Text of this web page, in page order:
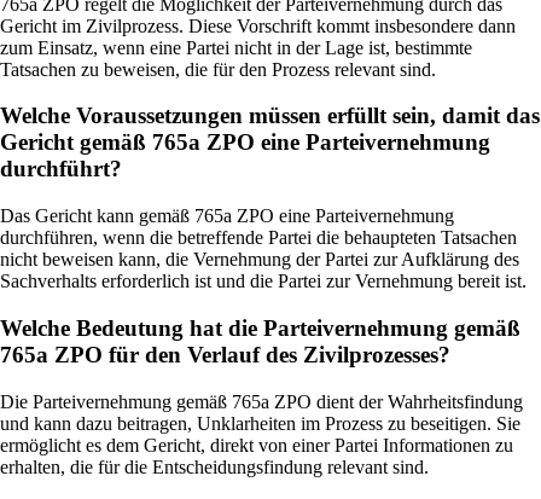
Gericht im Zivilprozess. Diese Vorschrift kommt insbesondere dann
zum Einsatz, wenn eine Partei nicht in der Lage ist, bestimmte
Tatsachen zu beweisen, die für den Prozess relevant sind.
Welche Voraussetzungen müssen erfüllt sein, damit das
Gericht gemäß 765a ZPO eine Parteivernehmung
durchführt?
Das Gericht kann gemäß 765a ZPO eine Parteivernehmung
durchführen, wenn die betreffende Partei die behaupteten Tatsachen
nicht beweisen kann, die Vernehmung der Partei zur Aufklärung des
Sachverhalts erforderlich ist und die Partei zur Vernehmung bereit ist.
Welche Bedeutung hat die Parteivernehmung gemäß
765a ZPO für den Verlauf des Zivilprozesses?
Die Parteivernehmung gemäß 765a ZPO dient der Wahrheitsfindung
und kann dazu beitragen, Unklarheiten im Prozess zu beseitigen. Sie
ermöglicht es dem Gericht, direkt von einer Partei Informationen zu
erhalten, die für die Entscheidungsfindung relevant sind.